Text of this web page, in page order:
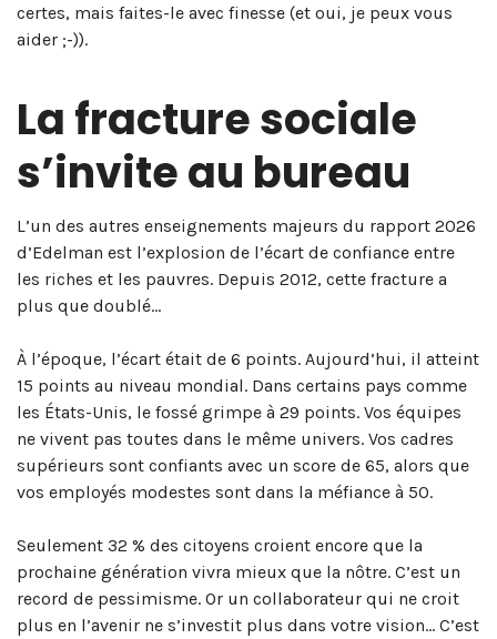
certes, mais faites-le avec finesse (et oui, je peux vous
aider ;-)).
La fracture sociale
s’invite au bureau
L’un des autres enseignements majeurs du rapport 2026
d’Edelman est l’explosion de l’écart de confiance entre
les riches et les pauvres. Depuis 2012, cette fracture a
plus que doublé…
À l’époque, l’écart était de 6 points. Aujourd’hui, il atteint
15 points au niveau mondial. Dans certains pays comme
les États-Unis, le fossé grimpe à 29 points. Vos équipes
ne vivent pas toutes dans le même univers. Vos cadres
supérieurs sont confiants avec un score de 65, alors que
vos employés modestes sont dans la méfiance à 50.
Seulement 32 % des citoyens croient encore que la
prochaine génération vivra mieux que la nôtre. C’est un
record de pessimisme. Or un collaborateur qui ne croit
plus en l’avenir ne s’investit plus dans votre vision… C’est